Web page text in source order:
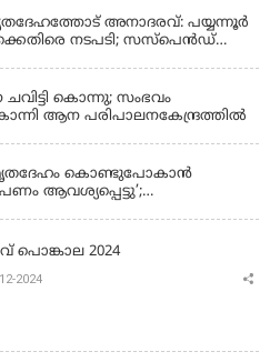
അനാദരവ്: പയ്യന്നൂർ
നടപടി; സസ്പെൻഡ്
കൊന്നു; സംഭവം
ആന പരിപാലനകേന്ദ്രത്തിൽ
മൃതദേഹം കൊണ്ടുപോകാന്‍
ആവശ്യപ്പെട്ടു’;
2024
2024